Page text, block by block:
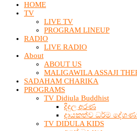
HOME
TV
LIVE TV
PROGRAM LINEUP
RADIO
LIVE RADIO
About
ABOUT US
MALIGAWILA ASSAJI
SADAHAM CHARIKA
PROGRAMS
TV Didiula Buddhist
දිදුල අරණ
දායකත්ව ධර්ම
TV DIDULA KIDS